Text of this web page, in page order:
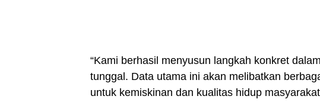
“Kami berhasil menyusun langkah konkret
tunggal. Data utama ini akan melibatkan
untuk kemiskinan dan kualitas hidup